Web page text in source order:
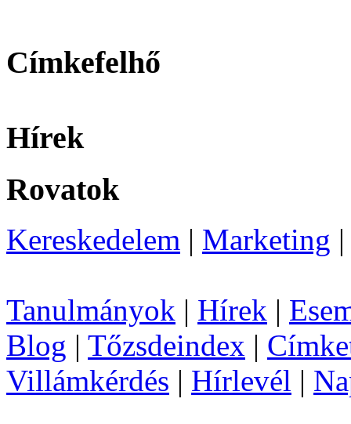
Címkefelhő
Hírek
Rovatok
Kereskedelem | Marketing
Tanulmányok | Hírek |
Blog | Tőzsdeindex |
Villámkérdés | Hírlevél |